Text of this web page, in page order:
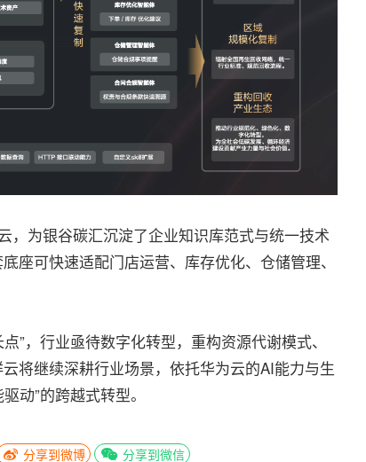
，为银谷碳汇沉淀了企业知识库范式与统一技术
座可快速适配门店运营、库存优化、仓储管理、
”，行业亟待数字化转型，重构资源代谢模式、
将继续深耕行业场景，依托华为云的AI能力与生
动”的跨越式转型。
分享到微博 分享到微信